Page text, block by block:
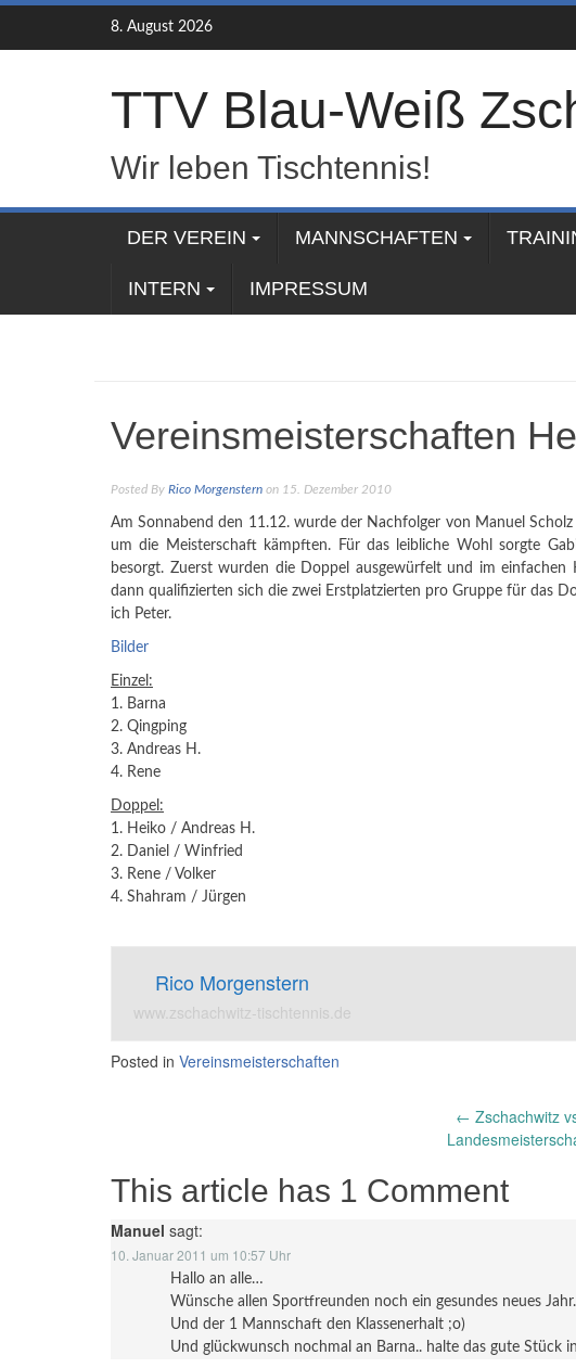
Skip
content
8. August 2026
TTV Blau-Weiß
Wir leben Tischtennis!
DER VEREIN MANNSCHAFTEN
INTERN IMPRESSUM
Vereinsmeisterschaften
Posted By Rico Morgenstern on 15. Dezember 2010
Am Sonnabend den 11.12. wurde der Nachfolger von Manuel
um die Meisterschaft kämpften. Für das leibliche Wohl sorgte
besorgt. Zuerst wurden die Doppel ausgewürfelt und im
dann qualifizierten sich die zwei Erstplatzierten pro Gruppe für das
ich Peter.
Bilder
Einzel:
1. Barna
2. Qingping
3. Andreas H.
4. Rene
Doppel:
1. Heiko / Andreas H.
2. Daniel / Winfried
3. Rene / Volker
4. Shahram / Jürgen
Rico Morgenstern
www.zschachwitz-tischtennis.de
Posted in Vereinsmeisterschaften
navigation
← Zschachwitz
This article has 1 Comment
Manuel sagt:
10. Januar 2011 um 10:57 Uhr
Hallo an alle…
Wünsche allen Sportfreunden noch ein gesundes neues Jahr.
Und der 1 Mannschaft den Klassenerhalt ;o)
Und glückwunsch nochmal an Barna.. halte das gute Stück